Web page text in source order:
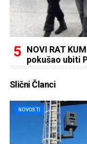
NOVI RAT
pokušao ubiti
Slični Članci
NOVOSTI